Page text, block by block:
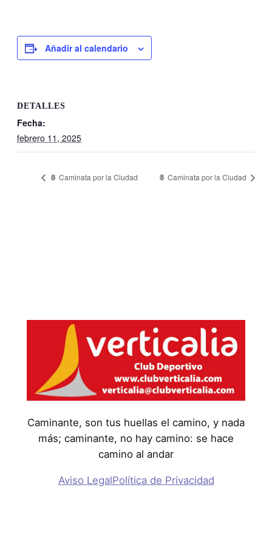
Añadir al calendario
DETALLES
Fecha:
febrero 11, 2025
🍍 Caminata por la Ciudad 🍍 Caminata por la Ciudad
Caminante, son tus huellas el camino, y nada
más; caminante, no hay camino: se hace
camino al andar
Aviso LegalPolítica de Privacidad